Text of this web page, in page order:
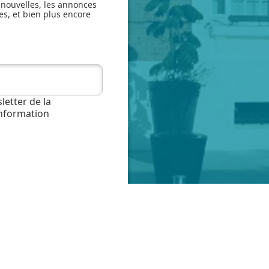
les annonces
et bien plus encore
de la